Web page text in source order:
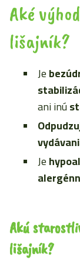
Aké
lišajník?
Je
ani inú
Je
Akú
lišajník?